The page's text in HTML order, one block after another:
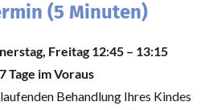
(5 Minuten)
Freitag 12:45 – 13:15
Tage im Voraus
Behandlung Ihres Kindes